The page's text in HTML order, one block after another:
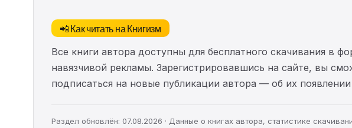
📲 Как читать на Книгизм
Все книги автора доступны для бесплатного скачивания в
навязчивой рекламы. Зарегистрировавшись на сайте, вы
подписаться на новые публикации автора — об их
Раздел обновлён: 07.08.2026 · Данные о книгах автора, статистике